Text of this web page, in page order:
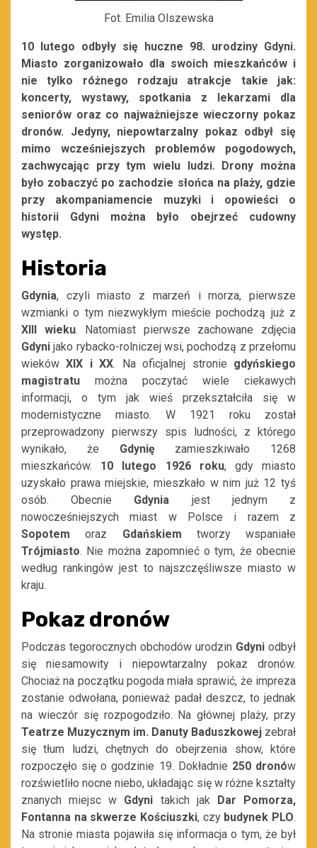
Fot. Emilia Olszewska
10 lutego odbyły się huczne 98. urodziny Gdyni.
Miasto zorganizowało dla swoich mieszkańców i
nie tylko różnego rodzaju atrakcje takie jak:
koncerty, wystawy, spotkania z lekarzami dla
seniorów oraz co najważniejsze wieczorny pokaz
dronów. Jedyny, niepowtarzalny pokaz odbył się
mimo wcześniejszych problemów pogodowych,
zachwycając przy tym wielu ludzi. Drony można
było zobaczyć po zachodzie słońca na plaży, gdzie
przy akompaniamencie muzyki i opowieści o
historii Gdyni można było obejrzeć cudowny
występ.
Historia
Gdynia, czyli miasto z marzeń i morza, pierwsze
wzmianki o tym niezwykłym mieście pochodzą już z
XIII wieku. Natomiast pierwsze zachowane zdjęcia
Gdyni jako rybacko-rolniczej wsi, pochodzą z przełomu
wiekówXIX i XX. Na oficjalnej stronie gdyńskiego
magistratu można poczytać wiele ciekawych
informacji, o tym jak wieś przekształciła się w
modernistyczne miasto. W 1921 roku został
przeprowadzony pierwszy spis ludności, z którego
wynikało, że Gdynięzamieszkiwało 1268
mieszkańców. 10 lutego 1926 roku, gdy miasto
uzyskało prawa miejskie, mieszkało w nim już 12 tyś
osób. Obecnie Gdynia jest jednym z
nowocześniejszych miast w Polsce i razem z
Sopotem oraz Gdańskiem tworzy wspaniałe
Trójmiasto. Nie można zapomnieć o tym, że obecnie
według rankingów jest to najszczęśliwsze miasto w
kraju.
Pokaz dronów
Podczas tegorocznych obchodów urodzin Gdyni odbył
się niesamowity i niepowtarzalny pokaz dronów.
Chociaż na początku pogoda miała sprawić, że impreza
zostanie odwołana, ponieważ padał deszcz, to jednak
na wieczór się rozpogodziło. Na głównej plaży, przy
Teatrze Muzycznym im. Danuty Baduszkowej zebrał
się tłum ludzi, chętnych do obejrzenia show, które
rozpoczęło się o godzinie 19. Dokładnie 250 dronów
rozświetliło nocne niebo, układając się w różne kształty
znanych miejsc w Gdyni takich jak Dar Pomorza,
Fontanna na skwerze Kościuszki, czybudynek PLO.
Na stronie miasta pojawiła się informacja o tym, że był